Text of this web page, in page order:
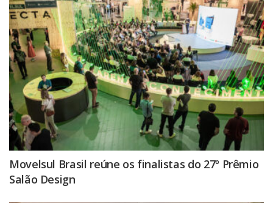
Movelsul Brasil reúne os finalistas do 27º Prêmio
Salão Design